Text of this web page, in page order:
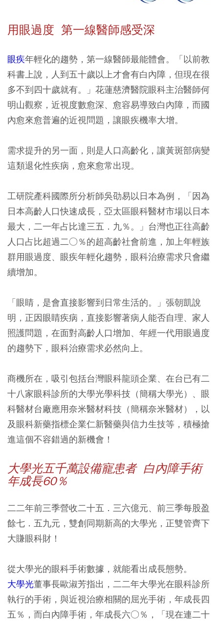
用眼過度 第一線醫師感受深
眼疾年輕化的趨勢，第一線醫師最能體會。「以前教
科書上說，人到五十歲以上才會有白內障，但現在很
多不到四十歲就有。」花蓮慈濟醫院眼科主治醫師何
明山觀察，近視度數愈深、愈容易導致白內障，而國
內愈來愈普遍的近視問題，讓眼疾機率大增。
需求提升的另一面，則是人口高齡化，讓黃斑部病變
這類退化性疾病，愈來愈常出現。
工研院產科國際所分析師吳劭易以日本為例，「因為
日本高齡人口快速成長，亞太區眼科醫材市場以日本
最大，二一年占比達三五．九％。」台灣也正往高齡
人口占比超過二○％的超高齡社會前進，加上年輕族
群用眼過度、眼疾年輕化趨勢，眼科治療需求只會繼
續增加。
「眼睛，是會直接影響到日常生活的。」張朝凱說
明，正因眼睛疾病，直接影響著病人能否自理、家人
照護問題，在面對高齡人口增加、年經一代用眼過度
的趨勢下，眼科治療需求必然向上。
商機所在，吸引包括台灣眼科龍頭企業、在台已有二
十八家眼科診所的大學光學科技（簡稱大學光）、眼
科醫材台廠應用奈米醫材科技（簡稱奈米醫材），以
及眼科新藥指標企業仁新醫藥與信力生技等，積極搶
進這個不容錯過的新機會！
大學光五千萬設備寵患者 白內障手術
年成長60％
二二年前三季營收二十五．三六億元、前三季每股盈
餘七．五九元，雙創同期新高的大學光，正雙管齊下
大賺眼科財！
從大學光的眼科手術數據，就能看出成長態勢。
大學光董事長歐淑芳指出，二二年大學光在眼科診所
執行的手術，與近視治療相關的屈光手術，年成長四
五％，而白內障手術，年成長六○％，「現在連二十